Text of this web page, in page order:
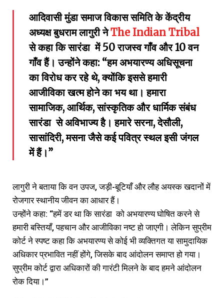
आदिवासी मुंडा समाज विकास समिति के केंद्रीय
अध्यक्ष बुधराम लागुरी नेThe Indian Tribal
से कहा कि सारंडा में 50 राजस्व गाँव और 10 वन
गाँव हैं। उन्होंने कहा: “हम अभयारण्‍य अधिसूचना
का विरोध कर रहे थे, क्योंकि इससे हमारी
आजीविका खत्म होने का भय था। हमारा
सामाजिक, आर्थिक, सांस्कृतिक और धार्मिक संबंध
सारंडा से अविभाज्य है। हमारे सरना, देसौली,
सासांदिरी, मसना जैसे कई पवित्र स्थल इसी जंगल
में हैं।”
लागुरी ने बताया कि वन उपज, जड़ी-बूटियाँ और लौह अयस्क खदानों में
रोजगार स्थानीय जीवन का आधार हैं।
उन्होंने कहा: “हमें डर था कि सारंडा को अभयारण्‍य घोषित करने से
हमारी बस्तियाँ, पहचान और आजीविका नष्ट हो जाएगी। लेकिन सुप्रीम
कोर्ट ने स्पष्ट कहा कि अभयारण्य से कोई भी व्यक्तिगत या सामुदायिक
अधिकार प्रभावित नहीं होंगे, जिसके बाद आंदोलन समाप्त हो गया।
सुप्रीम कोर्ट द्वारा अधिकारों की गारंटी मिलने के बाद हमने आंदोलन
रोक दिया।”